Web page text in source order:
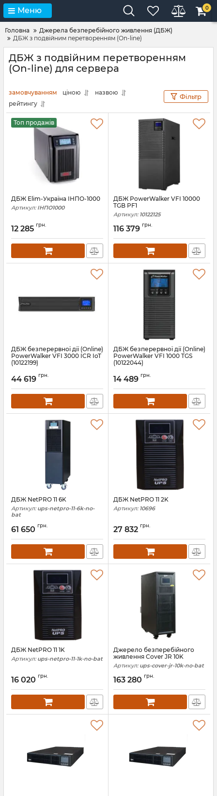
Меню 0
Головна
Джерела безперебійного живлення (ДБЖ)
ДБЖ з подвійним перетворенням (On-line)
ДБЖ з подвійним перетворенням
(On-line) для сервера
замовчуванням ціною
назвою
рейтингу
Фільтр
Топ продажів
ДБЖ Elim-Україна ІНПО-1000
Артикул: ІНПО1000
12 285 грн.
ДБЖ PowerWalker VFI 10000
TGB PF1
Артикул: 10122125
116 379 грн.
ДБЖ безперервної дії (Online)
PowerWalker VFI 3000 ICR IoT
(10122199)
44 619 грн.
ДБЖ безперервної дії (Online)
PowerWalker VFI 1000 TGS
(10122044)
14 489 грн.
ДБЖ NetPRO 11 6K
Артикул: ups-netpro-11-6k-no-
bat
61 650 грн.
ДБЖ NetPRO 11 2K
Артикул: 10696
27 832 грн.
ДБЖ NetPRO 11 1K
Артикул: ups-netpro-11-1k-no-bat
16 020 грн.
Джерело безперебійного
живлення Cover JR 10K
Артикул: ups-cover-jr-10k-no-bat
163 280 грн.